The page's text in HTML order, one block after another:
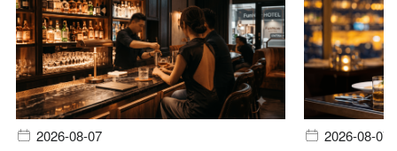
2026-08-07 2026-08-07